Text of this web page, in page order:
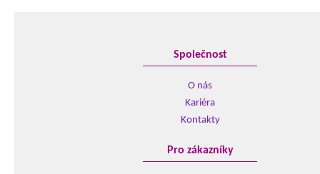
Společnost
O nás
Kariéra
Kontakty
Pro zákazníky